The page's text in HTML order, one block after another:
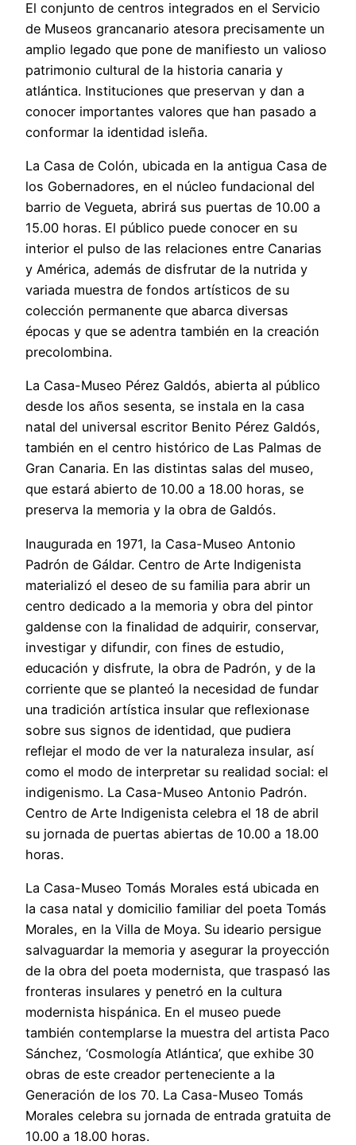
El conjunto de centros integrados en el Servicio
de Museos grancanario atesora precisamente un
amplio legado que pone de manifiesto un valioso
patrimonio cultural de la historia canaria y
atlántica. Instituciones que preservan y dan a
conocer importantes valores que han pasado a
conformar la identidad isleña.
La Casa de Colón, ubicada en la antigua Casa de
los Gobernadores, en el núcleo fundacional del
barrio de Vegueta, abrirá sus puertas de 10.00 a
15.00 horas. El público puede conocer en su
interior el pulso de las relaciones entre Canarias
y América, además de disfrutar de la nutrida y
variada muestra de fondos artísticos de su
colección permanente que abarca diversas
épocas y que se adentra también en la creación
precolombina.
La Casa-Museo Pérez Galdós, abierta al público
desde los años sesenta, se instala en la casa
natal del universal escritor Benito Pérez Galdós,
también en el centro histórico de Las Palmas de
Gran Canaria. En las distintas salas del museo,
que estará abierto de 10.00 a 18.00 horas, se
preserva la memoria y la obra de Galdós.
Inaugurada en 1971, la Casa-Museo Antonio
Padrón de Gáldar. Centro de Arte Indigenista
materializó el deseo de su familia para abrir un
centro dedicado a la memoria y obra del pintor
galdense con la finalidad de adquirir, conservar,
investigar y difundir, con fines de estudio,
educación y disfrute, la obra de Padrón, y de la
corriente que se planteó la necesidad de fundar
una tradición artística insular que reflexionase
sobre sus signos de identidad, que pudiera
reflejar el modo de ver la naturaleza insular, así
como el modo de interpretar su realidad social: el
indigenismo. La Casa-Museo Antonio Padrón.
Centro de Arte Indigenista celebra el 18 de abril
su jornada de puertas abiertas de 10.00 a 18.00
horas.
La Casa-Museo Tomás Morales está ubicada en
la casa natal y domicilio familiar del poeta Tomás
Morales, en la Villa de Moya. Su ideario persigue
salvaguardar la memoria y asegurar la proyección
de la obra del poeta modernista, que traspasó las
fronteras insulares y penetró en la cultura
modernista hispánica. En el museo puede
también contemplarse la muestra del artista Paco
Sánchez, ‘Cosmología Atlántica’, que exhibe 30
obras de este creador perteneciente a la
Generación de los 70. La Casa-Museo Tomás
Morales celebra su jornada de entrada gratuita de
10.00 a 18.00 horas.